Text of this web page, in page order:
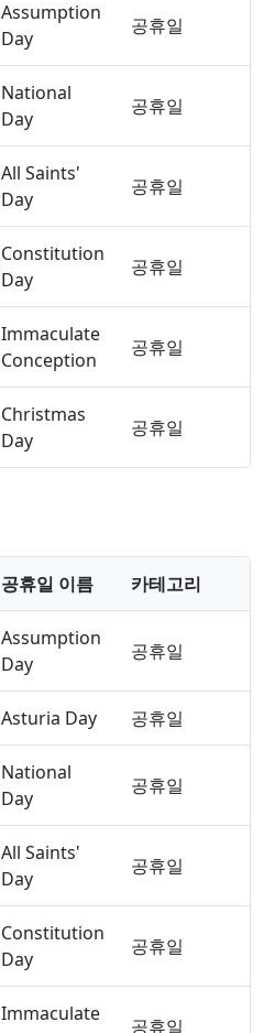
Assumption
Day
공휴일
National
Day
공휴일
All Saints'
Day
공휴일
Constitution
Day
공휴일
Immaculate
Conception
공휴일
Christmas
Day
공휴일
공휴일 이름 카테고리
Assumption
Day
공휴일
Asturia Day 공휴일
National
Day
공휴일
All Saints'
Day
공휴일
Constitution
Day
공휴일
Immaculate
공휴일